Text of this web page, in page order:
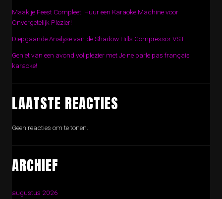
Maak je Feest Compleet: Huur een Karaoke Machine voor
Onvergetelijk Plezier!
Diepgaande Analyse van de Shadow Hills Compressor VST
Geniet van een avond vol plezier met Je ne parle pas français
karaoke!
LAATSTE REACTIES
Geen reacties om te tonen.
ARCHIEF
augustus 2026